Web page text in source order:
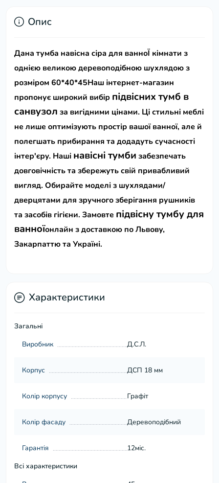
Опис
Дана тумба навісна сіра для ванноЇ кімнати з
однією великою деревоподібною шухлядою з
розміром 60*40*45Наш інтернет-магазин
пропонує широкий вибір підвісних тумб в
санвузол за вигідними цінами. Ці стильні меблі
не лише оптимізують простір вашої ванної, але й
полегшать прибирання та додадуть сучасності
інтер'єру. Наші навісні тумби забезпечать
довговічність та збережуть свій привабливий
вигляд. Обирайте моделі з шухлядами/
дверцятами для зручного зберігання рушників
та засобів гігієни. Замовте підвісну тумбу для
ванноїонлайн з доставкою по Львову,
Закарпаттю та Україні.
Характеристики
Загальні
Виробник
Д.С.Л.
Корпус ДСП 18 мм
Колір корпусу Графіт
Колір фасаду Деревоподібний
Гарантія
12міс.
Всі характеристики